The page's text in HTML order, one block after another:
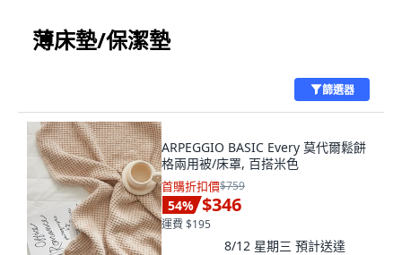
薄床墊/保潔墊
篩選器
ARPEGGIO BASIC Every 莫代爾鬆餅
格兩用被/床罩, 百搭米色
首購折扣價$759
54% $346
運費 $195
8/12 星期三 預計送達